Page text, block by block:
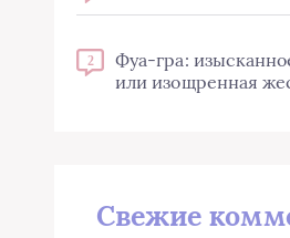
2
Фуа-гра:
или изощренная
Свежие